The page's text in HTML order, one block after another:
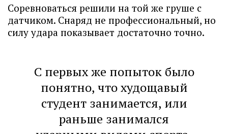
Соревноваться решили на той же груше с
датчиком. Снаряд не профессиональный, но
силу удара показывает достаточно точно.
С первых же попыток было
понятно, что худощавый
студент занимается, или
раньше занимался